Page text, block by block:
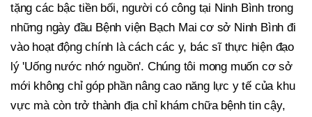
tặng các bậc tiền bối, người có công tại Ninh Bình trong
những ngày đầu Bệnh viện Bạch Mai cơ sở Ninh Bình đi
vào hoạt động chính là cách các y, bác sĩ thực hiện đạo
lý 'Uống nước nhớ nguồn'. Chúng tôi mong muốn cơ sở
mới không chỉ góp phần nâng cao năng lực y tế của khu
vực mà còn trở thành địa chỉ khám chữa bệnh tin cậy,